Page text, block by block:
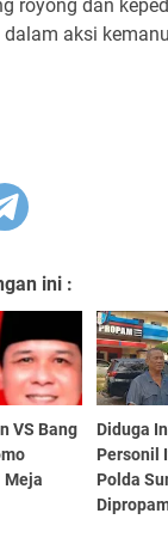
royong dan
aksi
ini :
VS Bang
Meja
Diduga
Personil
Polda